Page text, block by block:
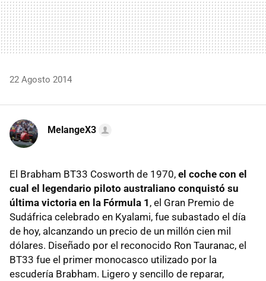
22 Agosto 2014
MelangeX3
El Brabham BT33 Cosworth de 1970, el coche con el
cual el legendario piloto australiano conquistó su
última victoria en la Fórmula 1 , el Gran Premio de
Sudáfrica celebrado en Kyalami, fue subastado el día
de hoy, alcanzando un precio de un millón cien mil
dólares. Diseñado por el reconocido Ron Tauranac, el
BT33 fue el primer monocasco utilizado por la
escudería Brabham. Ligero y sencillo de reparar,